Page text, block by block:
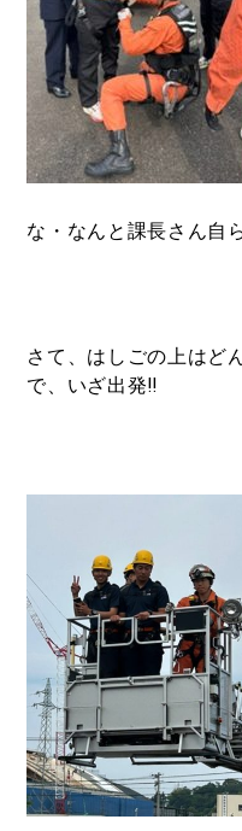
な・なんと課長さん自
さて、はしごの上はど
で、いざ出発‼